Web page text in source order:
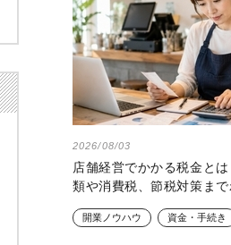
2026/08/03
店舗経営でかかる税金と
類や消費税、節税対策ま
開業ノウハウ 資金・手続き